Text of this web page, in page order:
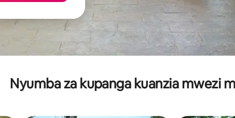
Nyumba za kupanga kuanzia mwezi